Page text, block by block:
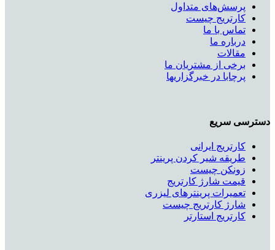
پرسش‌های متداول
کارتریج چیست
تماس با ما
درباره ما
مقالات
برخی از مشتریان ما
پرچابا در خبرگزاریها
دسترسی سریع
کارتریج ایرانی
طریقه شیر کردن پرینتر
زونکن چیست
قیمت شارژ کارتریج
تعمیرات پرینترهای لیزری
شارژ کارتریج چیست
کارتریج استارتر